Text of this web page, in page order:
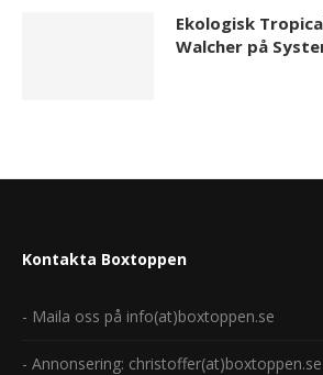
Ekologisk
Walcher på
Kontakta Boxtoppen
- Maila oss på info(at)boxtoppen.se
- Annonsering: christoffer(at)boxtoppen.se